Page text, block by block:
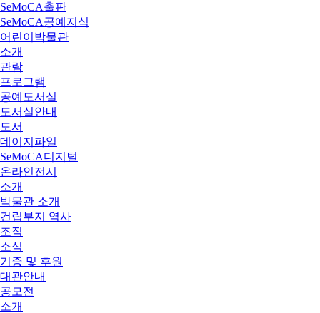
SeMoCA출판
SeMoCA공예지식
어린이박물관
소개
관람
프로그램
공예도서실
도서실안내
도서
데이지파일
SeMoCA디지털
온라인전시
소개
박물관 소개
건립부지 역사
조직
소식
기증 및 후원
대관안내
공모전
소개